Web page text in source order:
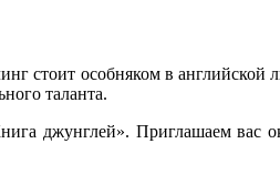
стоит особняком в английской
таланта.
джунглей». Приглашаем вас